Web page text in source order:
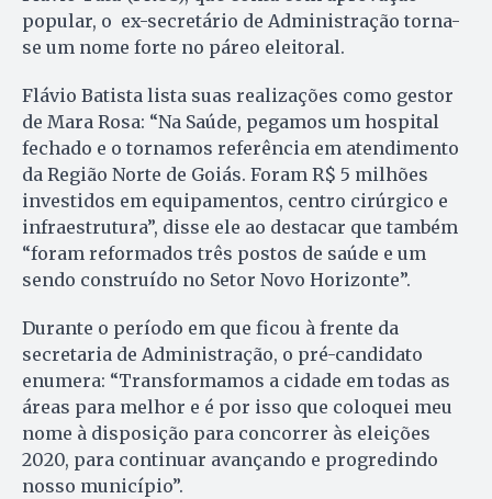
popular, o ex-secretário de Administração torna-
se um nome forte no páreo eleitoral.
Flávio Batista lista suas realizações como gestor
de Mara Rosa: “Na Saúde, pegamos um hospital
fechado e o tornamos referência em atendimento
da Região Norte de Goiás. Foram R$ 5 milhões
investidos em equipamentos, centro cirúrgico e
infraestrutura”, disse ele ao destacar que também
“foram reformados três postos de saúde e um
sendo construído no Setor Novo Horizonte”.
Durante o período em que ficou à frente da
secretaria de Administração, o pré-candidato
enumera: “Transformamos a cidade em todas as
áreas para melhor e é por isso que coloquei meu
nome à disposição para concorrer às eleições
2020, para continuar avançando e progredindo
nosso município”.